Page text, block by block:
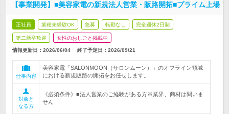
【事業開発】■美容家電の新規法人営業・販路開拓■プライム上場
正社員 業種未経験OK 急募 転勤なし 完全週休2日制
第二新卒歓迎 女性のおしごと掲載中
情報更新日：2026/06/04 終了予定日： 2026/09/21
仕事内容
美容家電「SALONMOON（サロンムーン）」のオフライン領域
における新規販路の開拓をお任せします。
対象と
なる方
《必須条件》■法人営業のご経験がある方※業界、商材は問いま
せん